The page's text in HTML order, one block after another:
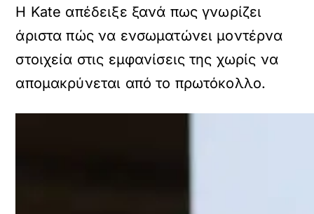
Η Kate απέδειξε ξανά πως γνωρίζει
άριστα πώς να ενσωματώνει μοντέρνα
στοιχεία στις εμφανίσεις της χωρίς να
απομακρύνεται από το πρωτόκολλο.